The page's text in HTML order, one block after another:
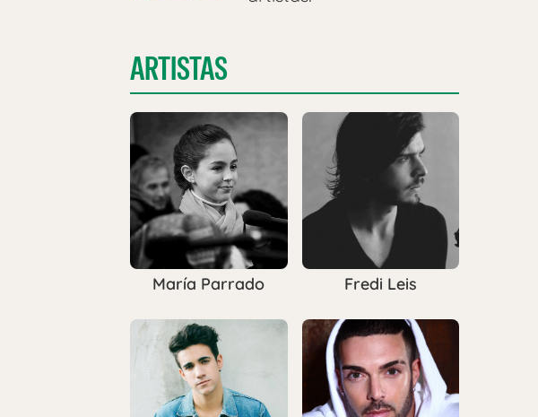
ARTISTAS
María Parrado Fredi Leis